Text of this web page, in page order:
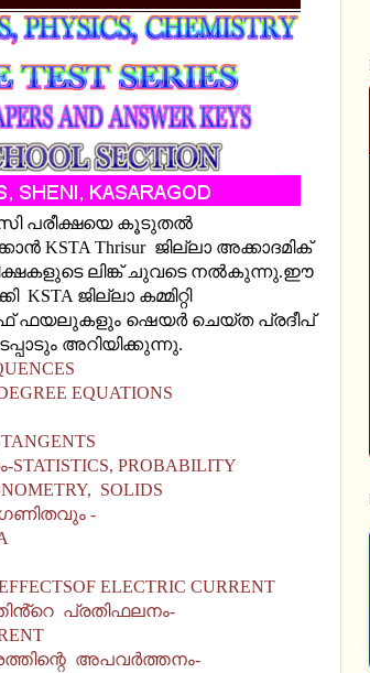
പരീക്ഷയെ കൂടുതൽ
KSTA Thrisur ജില്ലാ അക്കാദമിക്
ലിങ്ക് ചുവടെ നല്‍കുന്നു.ഈ
ജില്ലാ കമ്മിറ്റി
ഫയലുകളും ഷെയര്‍ ചെയ്ത പ്രദീപ്
അറിയിക്കുന്നു.
EQUATIONS
-STATISTICS, PROBABILITY
SOLIDS
-
ELECTRIC CURRENT
പ്രതിഫലനം-
അപവർത്തനം-